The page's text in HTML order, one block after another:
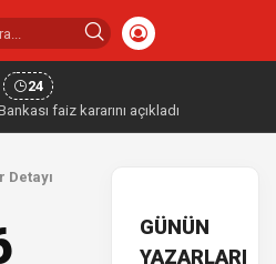
24
faiz kararını açıkladı
Detayı
GÜNÜN
YAZARLARI